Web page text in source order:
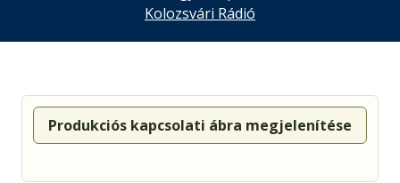
Kolozsvári Rádió
Produkciós kapcsolati ábra megjelenítése